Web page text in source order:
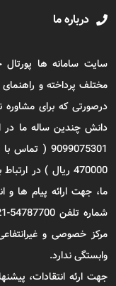
درباره ما
سایت سامانه ها
مختلف پرداخته و
درصورتی که برای مشاوره
دانش چندین ساله ما در
9099075301
470000 ریال ) در
ما، جهت ارائه پیام ها و
مرکز خصوصی و
وابستگی ندارد.